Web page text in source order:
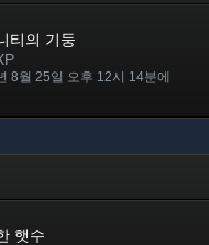
티의 기둥
8월 25일 오후 12시 14분에
햇수